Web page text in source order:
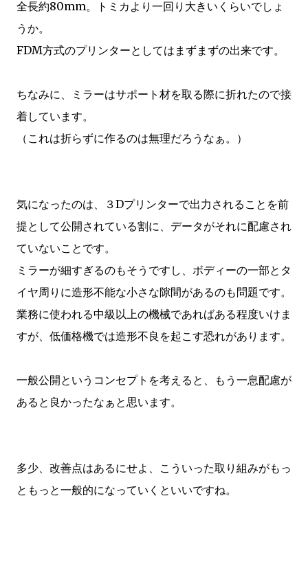
全長約80mm。トミカより一回り大きいくらいでしょ
うか。
FDM方式のプリンターとしてはまずまずの出来です。
ちなみに、ミラーはサポート材を取る際に折れたので接
着しています。
（これは折らずに作るのは無理だろうなぁ。）
気になったのは、３Dプリンターで出力されることを前
提として公開されている割に、データがそれに配慮され
ていないことです。
ミラーが細すぎるのもそうですし、ボディーの一部とタ
イヤ周りに造形不能な小さな隙間があるのも問題です。
業務に使われる中級以上の機械であればある程度いけま
すが、低価格機では造形不良を起こす恐れがあります。
一般公開というコンセプトを考えると、もう一息配慮が
あると良かったなぁと思います。
多少、改善点はあるにせよ、こういった取り組みがもっ
ともっと一般的になっていくといいですね。